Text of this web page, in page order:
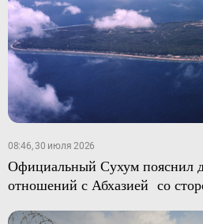
08:46, 30 июля 2026
Официальный Сухум пояснил
отношений с Абхазией со